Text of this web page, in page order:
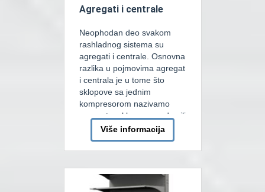
Agregati i centrale
Neophodan deo svakom
rashladnog sistema su
agregati i centrale. Osnovna
razlika u pojmovima agregat
i centrala je u tome što
sklopove sa jednim
kompresorom nazivamo
agregat a sklopove sa dva ili
više kompresora nazivamo
centralom. Kod agregatskih
ili centralskih rashladnih
hermetičke ili polu-
hermetičke kompresore. U
Više informacija